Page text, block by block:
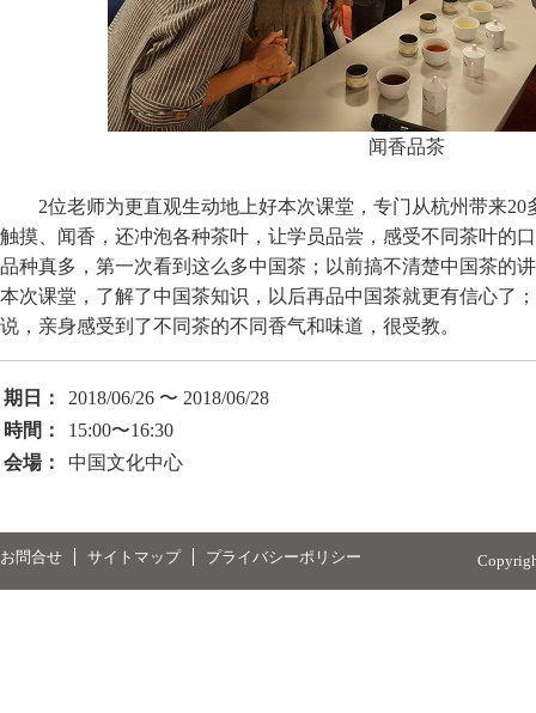
闻香品茶
2位老师为更直观生动地上好本次课堂，专门从杭州带来
触摸、闻香，还冲泡各种茶叶，让学员品尝，感受不同茶叶的
品种真多，第一次看到这么多中国茶；以前搞不清楚中国茶的
本次课堂，了解了中国茶知识，以后再品中国茶就更有信心了
说，亲身感受到了不同茶的不同香气和味道，很受教。
期日：
2018/06/26 〜 2018/06/28
時間：
15:00〜16:30
会場：
中国文化中心
お問合せ サイトマップ プライバシーポリシー